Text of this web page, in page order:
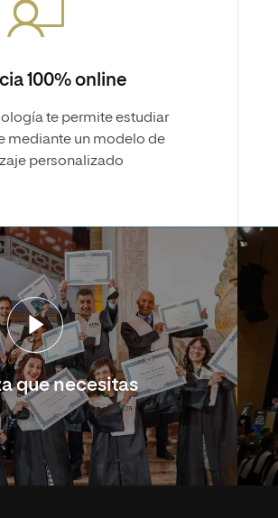
100% online
te permite estudiar
mediante un modelo de
personalizado
que necesitas